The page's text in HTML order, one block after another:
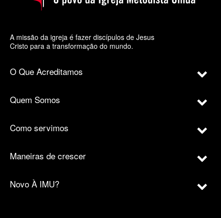
A missão da igreja é fazer discípulos de Jesus
Cristo para a transformação do mundo.
O Que Acreditamos
Quem Somos
Como servimos
Maneiras de crescer
Novo À IMU?